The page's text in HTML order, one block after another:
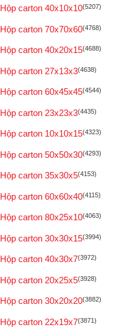
Hộp carton 40x10x10(5207)
Hộp carton 70x70x60(4768)
Hộp carton 40x20x15(4688)
Hộp carton 27x13x3(4638)
Hộp carton 60x45x45(4544)
Hộp carton 23x23x3(4435)
Hộp carton 10x10x15(4323)
Hộp carton 50x50x30(4293)
Hộp carton 35x30x5(4153)
Hộp carton 60x60x40(4115)
Hộp carton 80x25x10(4063)
Hộp carton 30x30x15(3994)
Hộp carton 40x30x7(3972)
Hộp carton 20x25x5(3928)
Hộp carton 30x20x20(3882)
Hộp carton 22x19x7(3871)